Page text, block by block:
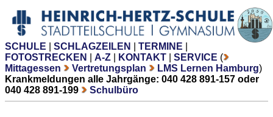
SCHULE SCHLAGZEILEN TERMINE
FOTOSTRECKEN
A-Z KONTAKT SERVICE (
Mittagessen
Vertretungsplan LMS Lernen Hamburg)
Krankmeldungen alle Jahrgänge: 040 428 891-157 oder
040 428 891-199
Schulbüro